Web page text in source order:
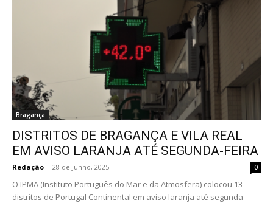
Bragança
DISTRITOS DE BRAGANÇA E VILA REAL
EM AVISO LARANJA ATÉ SEGUNDA-FEIRA
Redação - 28 de Junho, 2025 0
O IPMA (Instituto Português do Mar e da Atmosfera) colocou 13
distritos de Portugal Continental em aviso laranja até segunda-